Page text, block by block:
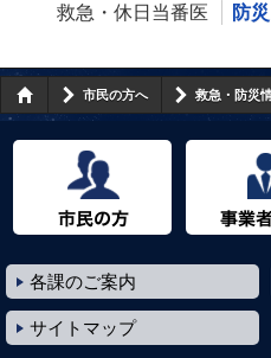
救急・休日当番医
防
市民の方へ 救急・防災
各課のご案内
サイトマップ